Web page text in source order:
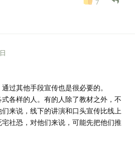
7
过其他手段宣传也是很必要的。
各样的人。有的人除了教材之外，不
来说，线下的讲演和口头宣传比线上
社恐，对他们来说，可能先把他们推